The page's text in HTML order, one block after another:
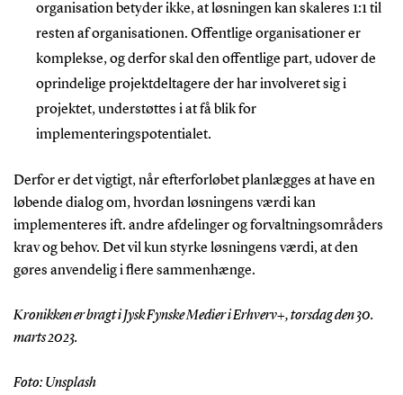
organisation betyder ikke, at løsningen kan skaleres 1:1 til
resten af organisationen. Offentlige organisationer er
komplekse, og derfor skal den offentlige part, udover de
oprindelige projektdeltagere der har involveret sig i
projektet, understøttes i at få blik for
implementeringspotentialet.
Derfor er det vigtigt, når efterforløbet planlægges at have en
løbende dialog om, hvordan løsningens værdi kan
implementeres ift. andre afdelinger og forvaltningsområders
krav og behov. Det vil kun styrke løsningens værdi, at den
gøres anvendelig i flere sammenhænge.
Kronikken er bragt i Jysk Fynske Medier i Erhverv+, torsdag den 30.
marts 2023.
Foto: Unsplash